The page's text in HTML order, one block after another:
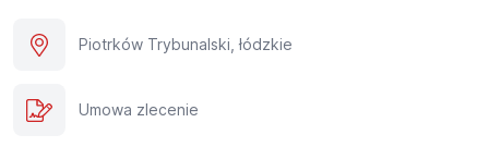
Piotrków Trybunalski, łódzkie
Umowa zlecenie